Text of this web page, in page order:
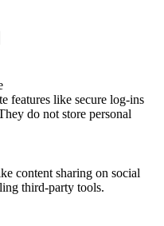
features like secure log-ins
do not store personal
content sharing on social
third-party tools.